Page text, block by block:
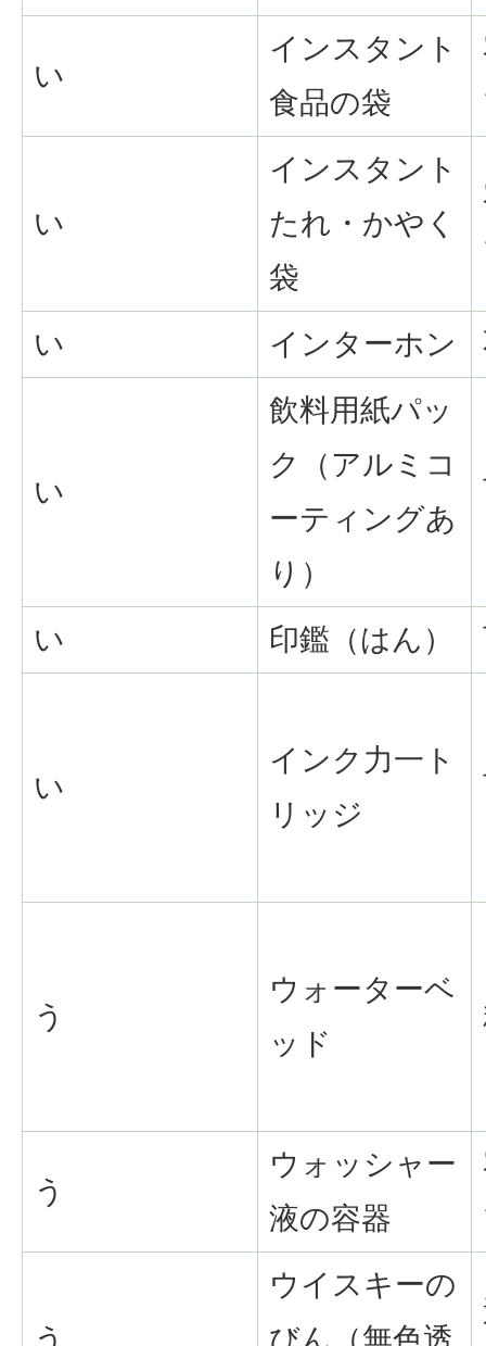
い
インスタント
食品の袋
い
インスタント
たれ・かやく
袋
い インターホン
い
飲料用紙パッ
ク（アルミコ
ーティングあ
り）
い 印鑑（はん）
い
インク力一ト
リッジ
う
ウォーターベ
ッド
う
ウォッシャー
液の容器
う
ウイスキーの
びん（無色透